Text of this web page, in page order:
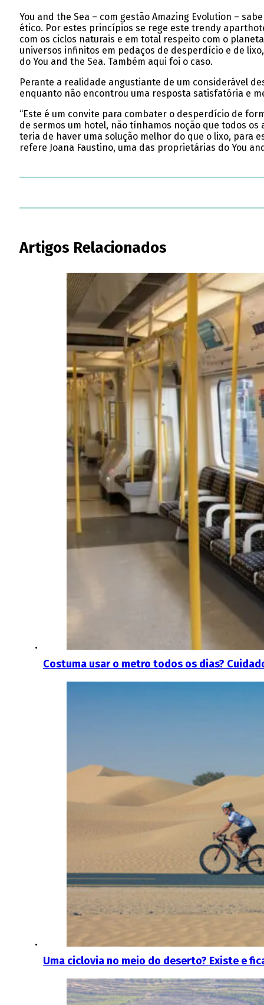
You and the Sea – com gestão Amazing Evolution –
ético. Por estes princípios se rege este trendy
com os ciclos naturais e em total respeito com o
universos infinitos em pedaços de desperdício e de
do You and the Sea. Também aqui foi o caso.
Perante a realidade angustiante de um considerável
enquanto não encontrou uma resposta satisfatória e
“Este é um convite para combater o desperdício de
de sermos um hotel, não tínhamos noção que todos
teria de haver uma solução melhor do que o lixo, para
refere Joana Faustino, uma das proprietárias do You
Artigos Relacionados
Costuma usar o metro todos os dias?
Uma ciclovia no meio do deserto? Existe e